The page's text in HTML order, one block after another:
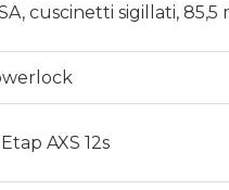
cuscinetti sigillati, 85,5
AXS 12s